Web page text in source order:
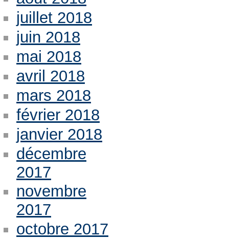
juillet 2018
juin 2018
mai 2018
avril 2018
mars 2018
février 2018
janvier 2018
décembre
2017
novembre
2017
octobre 2017